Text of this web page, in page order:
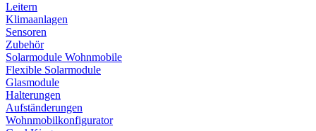
Leitern
Klimaanlagen
Sensoren
Zubehör
Solarmodule Wohnmobile
Flexible Solarmodule
Glasmodule
Halterungen
Aufständerungen
Wohnmobilkonfigurator